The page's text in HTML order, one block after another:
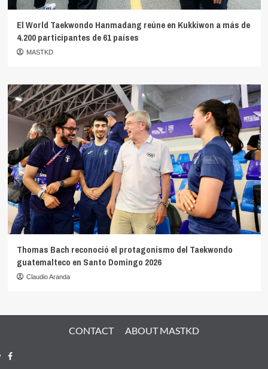
El World Taekwondo Hanmadang reúne en Kukkiwon a más de
4.200 participantes de 61 países
MASTKD
Thomas Bach reconoció el protagonismo del Taekwondo
guatemalteco en Santo Domingo 2026
Claudio Aranda
CONTACT ABOUT MASTKD
Facebook